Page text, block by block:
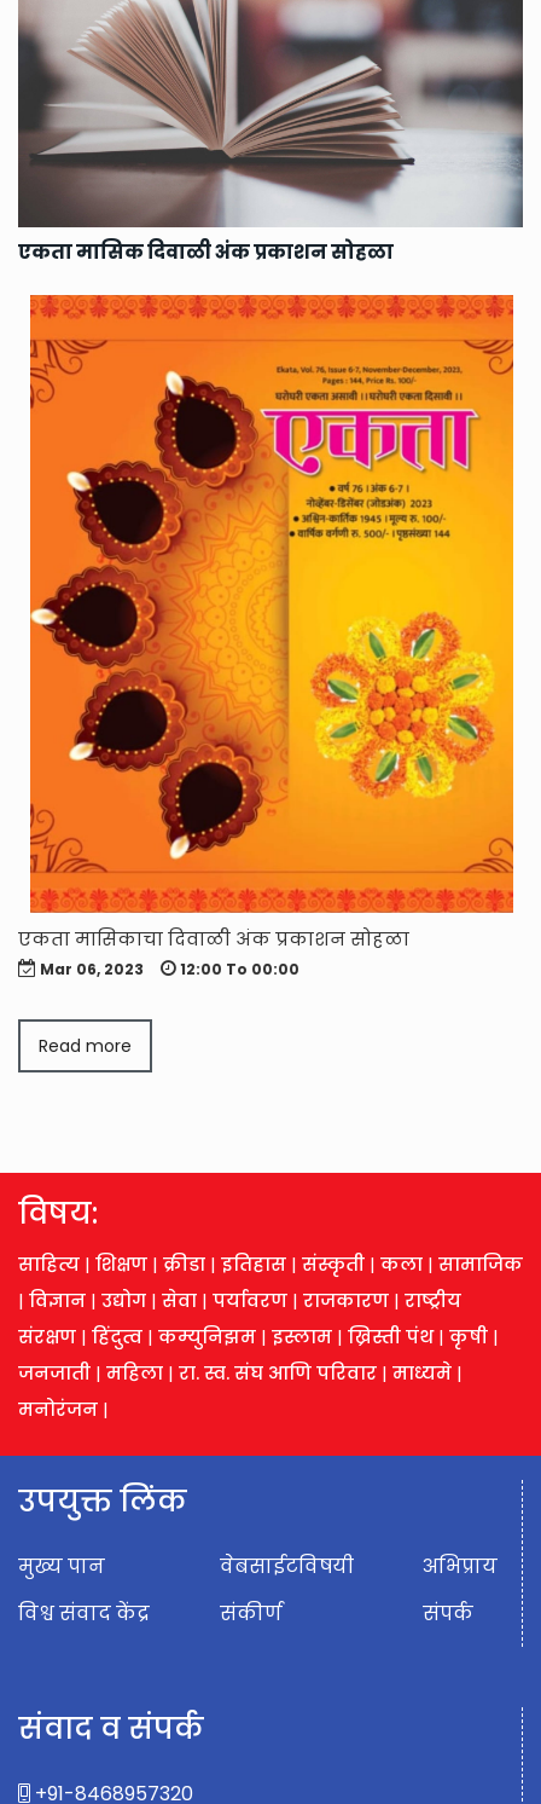
एकता मासिक दिवाळी अंक प्रकाशन सोहळा
एकता मासिकाचा दिवाळी अंक प्रकाशन सोहळा
Mar 06, 2023 12:00 To 00:00
Read more
विषय:
साहित्य | शिक्षण | क्रीडा | इतिहास | संस्कृती | कला | सामाजिक
| विज्ञान | उद्योग | सेवा | पर्यावरण | राजकारण | राष्ट्रीय
संरक्षण | हिंदुत्व | कम्युनिझम | इस्लाम | ख्रिस्ती पंथ| कृषी |
जनजाती | महिला | रा. स्व. संघ आणि परिवार | माध्यमे |
मनोरंजन |
उपयुक्त लिंक
मुख्य पान
विश्व संवाद केंद्र
वेबसाईटविषयी
संकीर्ण
अभिप्राय
संपर्क
संवाद व संपर्क
+91-8468957320